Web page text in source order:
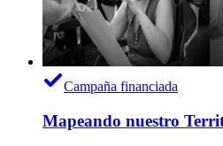
Campaña financiada
Mapeando nuestro